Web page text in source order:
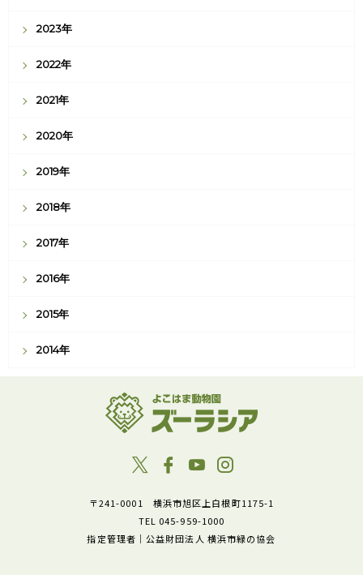
2023年
2022年
2021年
2020年
2019年
2018年
2017年
2016年
2015年
2014年
〒241-0001 横浜市旭区上白根町1175-1
TEL 045-959-1000
指定管理者｜公益財団法人 横浜市緑の協会